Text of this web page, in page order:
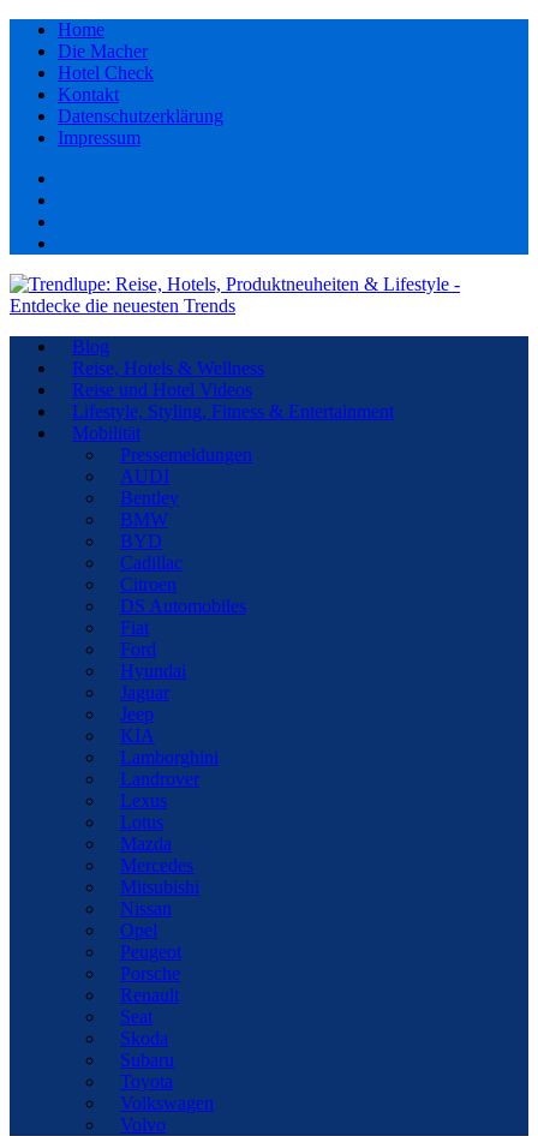
Home
Die Macher
Hotel Check
Kontakt
Datenschutzerklärung
Impressum
Blog
Reise, Hotels & Wellness
Reise und Hotel Videos
Lifestyle, Styling, Fitness & Entertainment
Mobilität
Pressemeldungen
AUDI
Bentley
BMW
BYD
Cadillac
Citroen
DS Automobiles
Fiat
Ford
Hyundai
Jaguar
Jeep
KIA
Lamborghini
Landrover
Lexus
Lotus
Mazda
Mercedes
Mitsubishi
Nissan
Opel
Peugeot
Porsche
Renault
Seat
Skoda
Subaru
Toyota
Volkswagen
Volvo